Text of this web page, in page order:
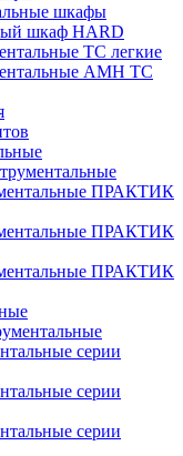
шкафы
шкаф HARD
ТС легкие
AMH TC
ПРАКТИК
ПРАКТИК
ПРАКТИК
серии
серии
серии